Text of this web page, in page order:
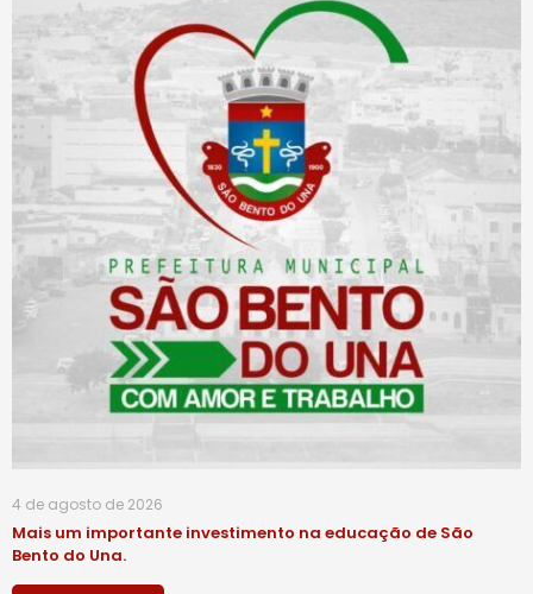
4 de agosto de 2026
Mais um importante investimento na educação de São
Bento do Una.